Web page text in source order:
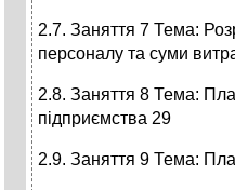
2.7. Заняття 7 Тема:
персоналу та суми
2.8. Заняття 8 Тема:
підприємства 29
2.9. Заняття 9 Тема: